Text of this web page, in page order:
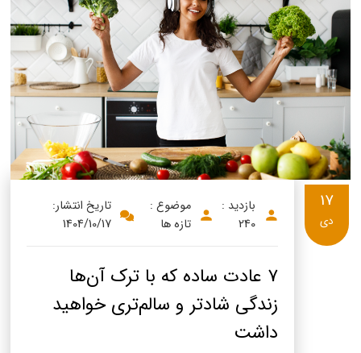
بازدید :
240
موضوع :
تازه ها
تاریخ انتشار:
1404/10/17
7 عادت ساده که با ترک آن‌ها
زندگی شادتر و سالم‌تری خواهید
داشت
17
دی